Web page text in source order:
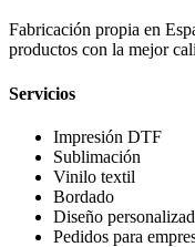
Fabricación propia en
productos con la mejor
Servicios
Impresión DTF
Sublimación
Vinilo textil
Bordado
Diseño
Pedidos para